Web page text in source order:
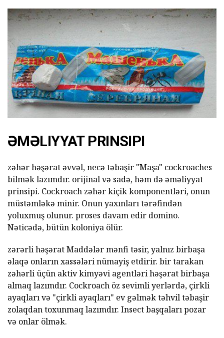
ƏMƏLIYYAT PRINSIPI
zəhər həşərat əvvəl, necə təbaşir "Maşa" cockroaches
bilmək lazımdır. orijinal və sadə, həm də əməliyyat
prinsipi. Cockroach zəhər kiçik komponentləri, onun
müstəmləkə minir. Onun yaxınları tərəfindən
yoluxmuş olunur. proses davam edir domino.
Nəticədə, bütün koloniya ölür.
zərərli həşərat Maddələr mənfi təsir, yalnız birbaşa
əlaqə onların xassələri nümayiş etdirir. bir tarakan
zəhərli üçün aktiv kimyəvi agentləri həşərat birbaşa
almaq lazımdır. Cockroach öz sevimli yerlərdə, çirkli
ayaqları və "çirkli ayaqları" ev gəlmək təhvil təbaşir
zolaqdan toxunmaq lazımdır. Insect başqaları pozar
və onlar ölmək.